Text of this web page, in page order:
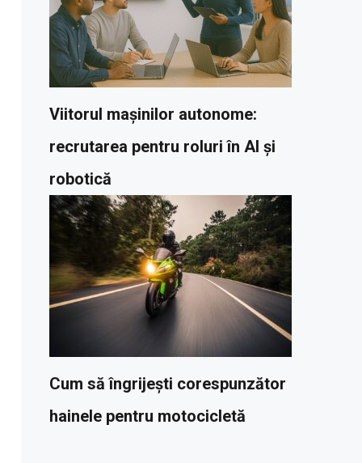
Viitorul mașinilor autonome:
recrutarea pentru roluri în AI și
robotică
Cum să îngrijești corespunzător
hainele pentru motocicletă